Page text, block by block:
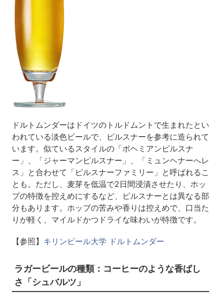
ドルトムンダーはドイツのトルドムントで生まれたとい
われている淡色ビールで、ピルスナーを参考に造られて
います。似ているスタイルの「ボヘミアンピルスナ
ー」、「ジャーマンピルスナー」、「ミュンヘナーへレ
ス」と合わせて「ピルスナーファミリー」と呼ばれるこ
とも。ただし、麦芽を低温で2日間浸漬させたり、ホッ
プの特徴を控えめにするなど、ピルスナーとは異なる部
分もあります。ホップの苦みや香りは控えめで、口当た
りが軽く、マイルドかつドライな味わいが特徴です。
【参照】 キリンビール大学 ドルトムンダー
ラガービールの種類：コーヒーのような香ばし
さ「シュバルツ」